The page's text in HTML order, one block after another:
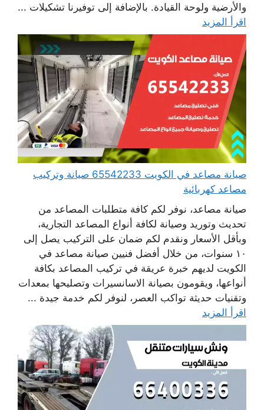
والأرضية ولوحة القيادة. بالإضافة إلى توفيرنا تشكيلات ...
اقرأ المزيد
صيانة مصاعد في الكويت 65542233 صيانة وتركيب
مصاعد كهربائية
صيانة مصاعد، نوفر لكم كافة متطلبات المصاعد من
تحديث وتوريد وصيانة لكافة أنواع المصاعد التجارية،
وبأقل الأسعار ونقدم لكم ضمان على التركيب يصل إلى
١٠ سنوات، من خلال أفضل فنيين صيانة مصاعد في
الكويت لديهم خبرة عريقة في تركيب المصاعد بكافة
أنواعها، ويقومون بصيانة الاسانسيرات وتصليحها بمعدات
وتقنيات حديثة تواكب العصر، لنوفر لكم خدمة جيدة ...
اقرأ المزيد